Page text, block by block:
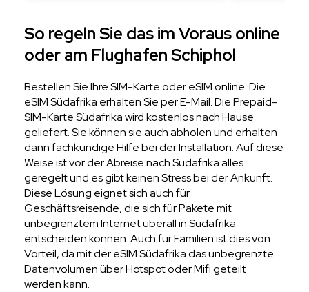
So regeln Sie das im Voraus online
oder am Flughafen Schiphol
Bestellen Sie Ihre SIM-Karte oder eSIM online. Die
eSIM Südafrika erhalten Sie per E-Mail. Die Prepaid-
SIM-Karte Südafrika wird kostenlos nach Hause
geliefert. Sie können sie auch abholen und erhalten
dann fachkundige Hilfe bei der Installation. Auf diese
Weise ist vor der Abreise nach Südafrika alles
geregelt und es gibt keinen Stress bei der Ankunft.
Diese Lösung eignet sich auch für
Geschäftsreisende, die sich für Pakete mit
unbegrenztem Internet überall in Südafrika
entscheiden können. Auch für Familien ist dies von
Vorteil, da mit der eSIM Südafrika das unbegrenzte
Datenvolumen über Hotspot oder Mifi geteilt
werden kann.